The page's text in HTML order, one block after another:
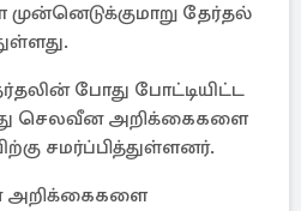
தேர்தல்
போது போட்டியிட்ட
செலவீன அறிக்கைகளை
சமர்ப்பித்துள்ளனர்.
அறிக்கைகளை